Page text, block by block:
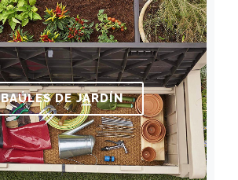
BAÚLES DE JARDÍN